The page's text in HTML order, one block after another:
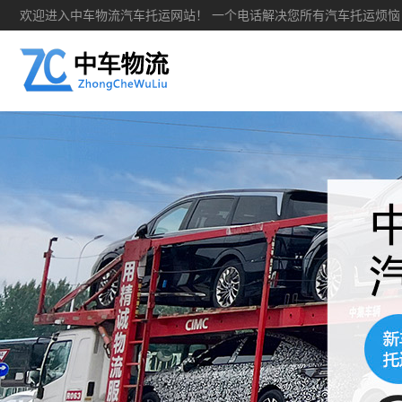
欢迎进入中车物流汽车托运网站！ 一个电话解决您所有汽车托运烦